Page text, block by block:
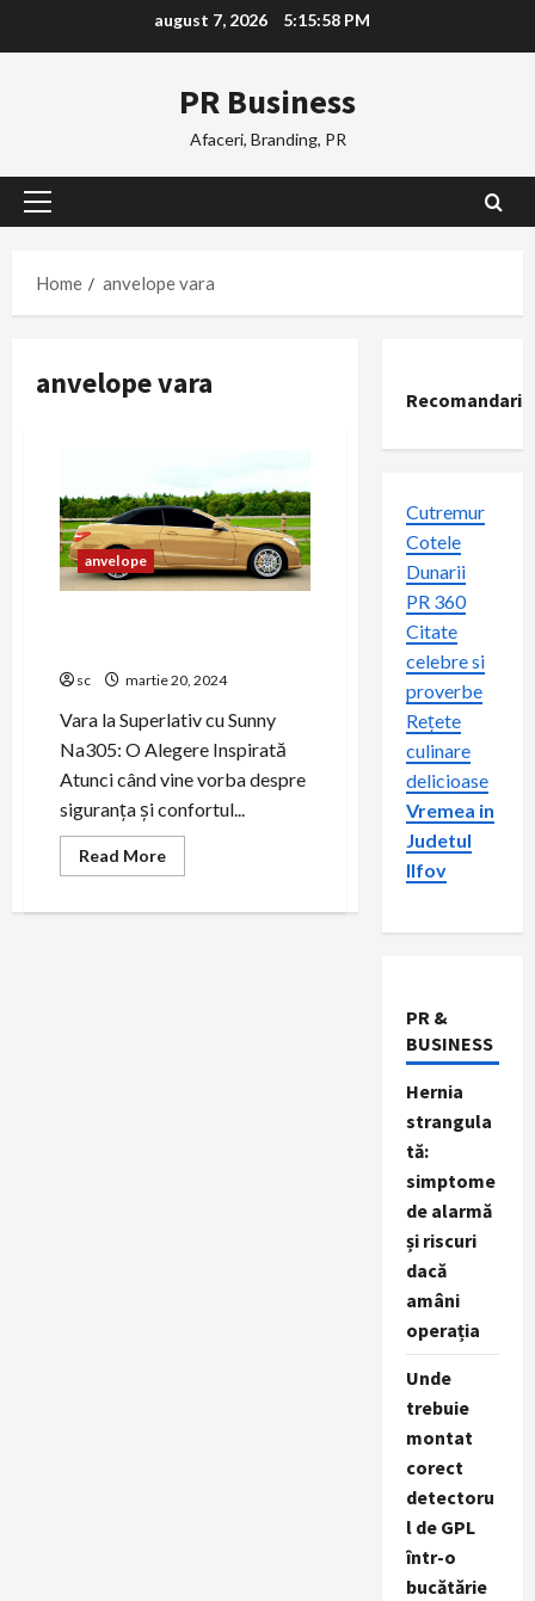
august 7, 2026 5:15:59 PM
PR Business
Afaceri, Branding, PR
Primary
Home
anvelope vara
anvelope vara
anvelope
sc martie 20, 2024
Vara la Superlativ cu Sunny
Na305: O Alegere Inspirată
Atunci când vine vorba despre
siguranța și confortul...
Read MoreRead
more
și
Recomandari
Cutremur
Cotele
Dunarii
PR 360
Citate
celebre si
proverbe
Rețete
culinare
delicioase
Vremea in
Judetul
Ilfov
PR &
BUSINESS
Hernia
strangula
tă:
simptome
de alarmă
și riscuri
dacă
amâni
operația
Unde
trebuie
montat
corect
detectoru
l de GPL
într-o
bucătărie